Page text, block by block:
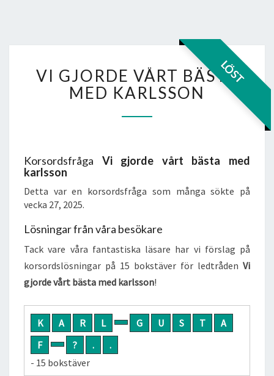
LÖST
GJORDE
VÅRT
BÄSTA
MED
VI GJORDE VÅRT BÄSTA
MED KARLSSON
Korsordsfråga Vi gjorde vårt bästa med
karlsson
Detta var en korsordsfråga som många sökte på
vecka 27, 2025.
Lösningar från våra besökare
Tack vare våra fantastiska läsare har vi förslag på
korsordslösningar på 15 bokstäver för ledtråden Vi
gjorde vårt bästa med karlsson!
K A R L G U S T
A
F
? .
.
- 15 bokstäver